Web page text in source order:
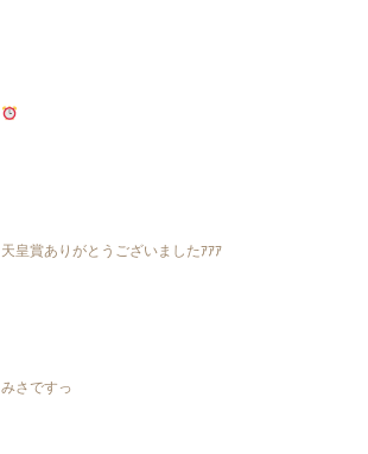
天皇賞ありがとうございましたｱｱｱ
みさですっ